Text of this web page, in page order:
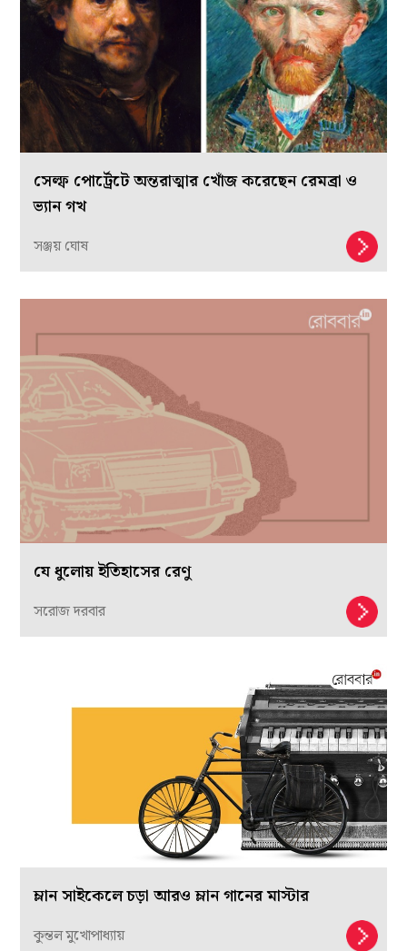
সেল্ফ পোর্ট্রেটে অন্তরাত্মার খোঁজ করেছেন রেমব্রা ও
ভ্যান গখ
সঞ্জয় ঘোষ
যে ধুলোয় ইতিহাসের রেণু
সরোজ দরবার
ম্লান সাইকেলে চড়া আরও ম্লান গানের মাস্টার
কুন্তল মুখোপাধ্যায়